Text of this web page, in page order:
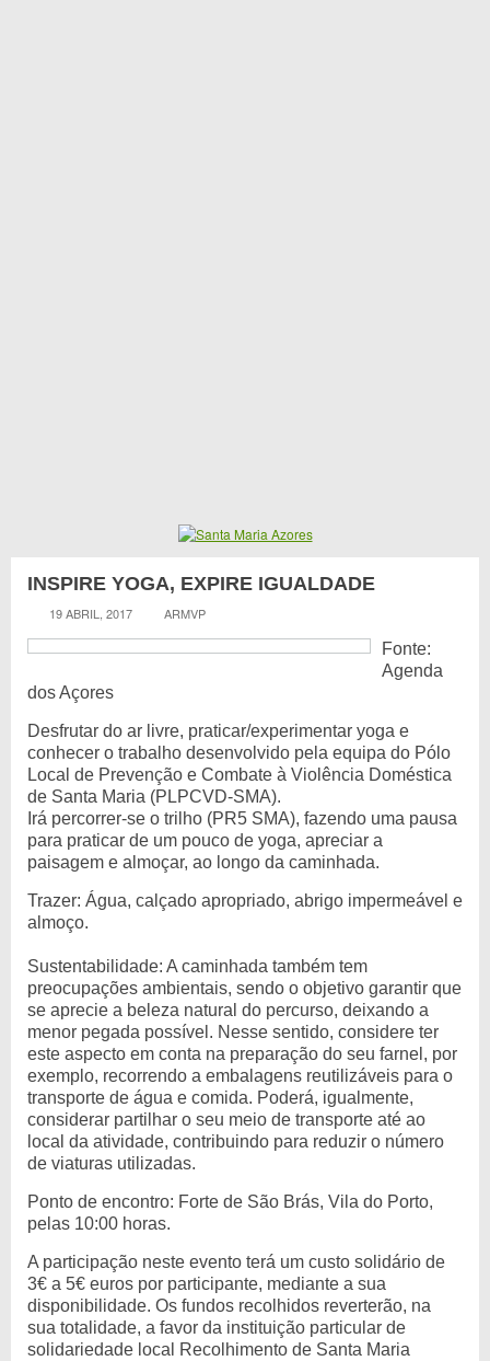
INSPIRE YOGA, EXPIRE IGUALDADE
19 ABRIL, 2017 ARMVP
Fonte:
Agenda
dos Açores
Desfrutar do ar livre, praticar/experimentar yoga e
conhecer o trabalho desenvolvido pela equipa do Pólo
Local de Prevenção e Combate à Violência Doméstica
de Santa Maria (PLPCVD-SMA).
Irá percorrer-se o trilho (PR5 SMA), fazendo uma pausa
para praticar de um pouco de yoga, apreciar a
paisagem e almoçar, ao longo da caminhada.
Trazer: Água, calçado apropriado, abrigo impermeável e
almoço.
Sustentabilidade: A caminhada também tem
preocupações ambientais, sendo o objetivo garantir que
se aprecie a beleza natural do percurso, deixando a
menor pegada possível. Nesse sentido, considere ter
este aspecto em conta na preparação do seu farnel, por
exemplo, recorrendo a embalagens reutilizáveis para o
transporte de água e comida. Poderá, igualmente,
considerar partilhar o seu meio de transporte até ao
local da atividade, contribuindo para reduzir o número
de viaturas utilizadas.
Ponto de encontro: Forte de São Brás, Vila do Porto,
pelas 10:00 horas.
A participação neste evento terá um custo solidário de
3€ a 5€ euros por participante, mediante a sua
disponibilidade. Os fundos recolhidos reverterão, na
sua totalidade, a favor da instituição particular de
solidariedade local Recolhimento de Santa Maria